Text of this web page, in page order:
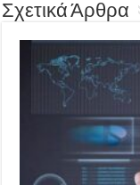
Σχετικά Άρθρα